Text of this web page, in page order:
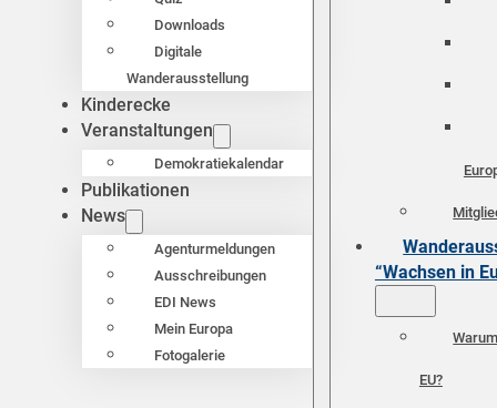
Downloads
Digitale
Wanderausstellung
Kinderecke
Veranstaltungen
Demokratiekalendar
Publikationen
News
Agenturmeldungen
Ausschreibungen
EDI News
Mein Europa
Fotogalerie
“Wachsen in
EU?